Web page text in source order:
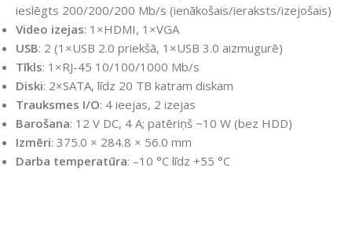
ieslēgts 200/200/200 Mb/s (ienākošais/ieraksts/izejošais)
Video izejas: 1×HDMI, 1×VGA
USB: 2 (1×USB 2.0 priekšā, 1×USB 3.0 aizmugurē)
Tīkls: 1×RJ-45 10/100/1000 Mb/s
Diski: 2×SATA, līdz 20 TB katram diskam
Trauksmes I/O: 4 ieejas, 2 izejas
Barošana: 12 V DC, 4 A; patēriņš ~10 W (bez HDD)
Izmēri: 375.0 × 284.8 × 56.0 mm
Darba temperatūra: –10 °C līdz +55 °C